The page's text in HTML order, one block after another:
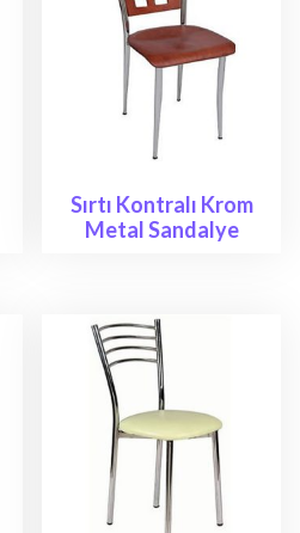
Sırtı Kontralı Krom
Metal Sandalye